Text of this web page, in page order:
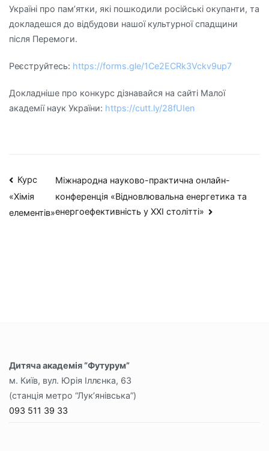
Україні про пам’ятки, які пошкодили російські окупанти, та
докладешся до відбудови нашої культурної спадщини
після Перемоги.
Реєструйтесь: https://forms.gle/1Ce2ECRk3Vckv9up7
Докладніше про конкурс дізнавайся на сайті Малої
академії наук України: https://cutt.ly/28fUIen
Навігація
записів
Курс
«Хімія
елементів»
Міжнародна науково-практична онлайн-
конференція «Відновлювальна енергетика та
енергоефективність у ХХІ столітті»
Дитяча академія “Футурум”
м. Київ, вул. Юрія Іллєнка, 63
(станція метро “Лук’янівська”)
093 511 39 33